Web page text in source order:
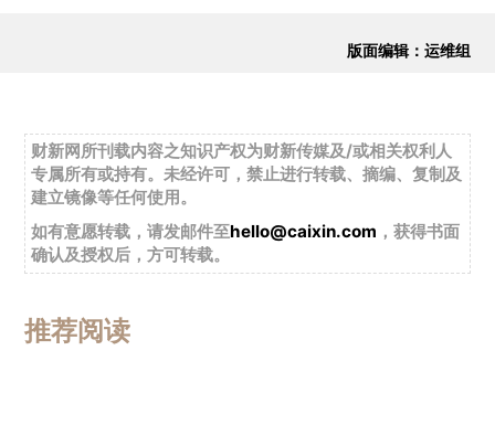
版面编辑：运维组
财新网所刊载内容之知识产权为财新传媒及/或相关权利人
专属所有或持有。未经许可，禁止进行转载、摘编、复制及
建立镜像等任何使用。
如有意愿转载，请发邮件至hello@caixin.com ，获得书面
确认及授权后，方可转载。
推荐阅读